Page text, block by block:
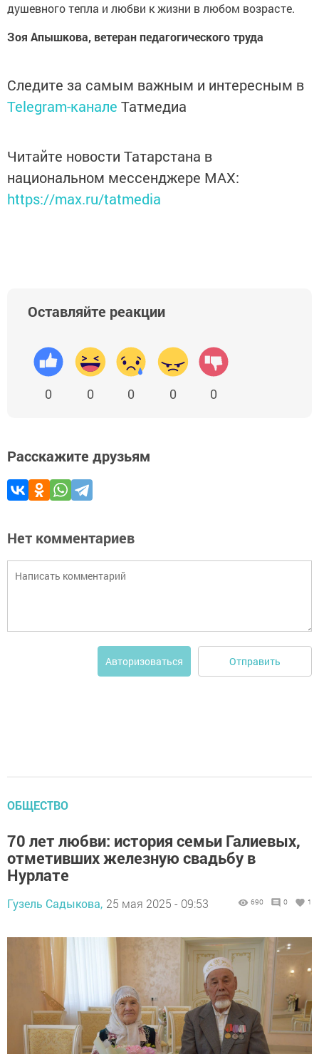
душевного тепла и любви к жизни в любом возрасте.
Зоя Апышкова, ветеран педагогического труда
Следите за самым важным и интересным в
Telegram-канале Татмедиа
Читайте новости Татарстана в
национальном мессенджере MАХ:
https://max.ru/tatmedia
Оставляйте реакции
0 0 0 0 0
Расскажите друзьям
Нет комментариев
Авторизоваться Отправить
ОБЩЕСТВО
70 лет любви: история семьи Галиевых,
отметивших железную свадьбу в
Нурлате
Гузель Садыкова, 25 мая 2025 - 09:53 690 0 1